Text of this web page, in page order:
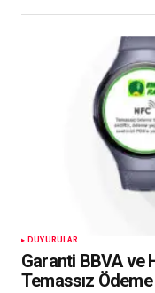
DUYURULAR
Garanti BBVA ve
Temassız